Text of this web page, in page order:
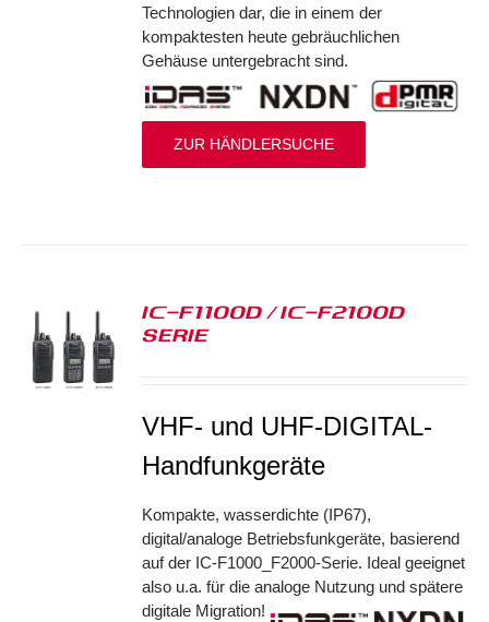
Technologien dar, die in einem der
kompaktesten heute gebräuchlichen
Gehäuse untergebracht sind.
ZUR HÄNDLERSUCHE
IC-F1100D / IC-F2100D
SERIE
VHF- und UHF-DIGITAL-
Handfunkgeräte
Kompakte, wasserdichte (IP67),
digital/analoge Betriebsfunkgeräte, basierend
auf der IC-F1000_F2000-Serie. Ideal geeignet
also u.a. für die analoge Nutzung und spätere
digitale Migration!